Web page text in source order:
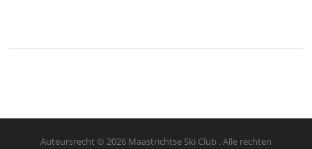
Auteursrecht © 2026 Maastrichtse Ski Club . Alle rechten